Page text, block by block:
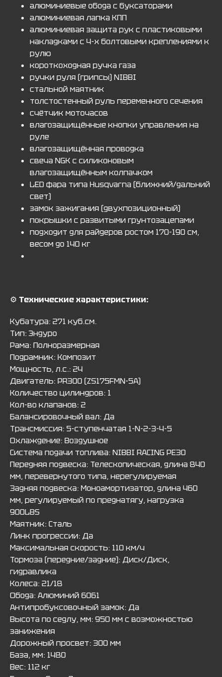
алюминиевые обода с буксаторами
алюминиевая лапка КПП
алюминиевая защита рук с пластиковыми
накладками с 4-х болтовыми креплениями к
рулю
короткоходная ручка газа
ручки руля (грипсы) NIBBI
стальной маятник
толстостенный руль переменного сечения
счётчик моточасов
влагозащищённые кнопки управления на
руле
влагозащищённая проводка
свеча NGK с силиконовым
влагозащищённым колпачком
LED фара типа Husqvarna (ближний/дальний
свет)
замок зажигания (двухпозиционный)
покрышки с развитыми грунтозацепами
подходит для райдеров ростом 170-190 см,
весом до 140 кг
⚙️ Технические характеристики:
Кубатура: 271 куб.см.
Тип: Эндуро
Рама: Полноразмерная
Подрамник: Композит
Мощность, л.с.: 24
Двигатель: PR300 (ZS175FMN-5A)
Количество цилиндров: 1
Кол-во клапанов: 2
Балансировочный вал: Да
Трансмиссия: 5-ступенчатая 1-N-2-3-4-5
Охлаждение: Воздушное
Система подачи топлива: NIВВI RАСING РЕ30
Передняя подвеска: Телескопическая, длина 840
мм, перевернутого типа, нерегулируемая
Задняя подвеска: Моноамортизатор, длина 460
мм, регулируемый по преднатягу, нагрузка
900LBS
Маятник: Сталь
Линк прогрессии: Да
Максимальная скорость: 110 км/ч
Тормоза (передние/задние): Диск/Диск,
гидравлика
Колеса: 21/18
Обода: Алюминий 6061
Антипробуксовочный замок: Да
Высота по седлу, мм: 950 мм с возможностью
занижения
Дорожный просвет: 300 мм
База, мм: 1480
Вес: 112 кг